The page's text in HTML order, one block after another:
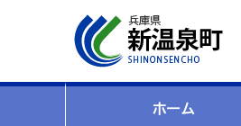
ホーム